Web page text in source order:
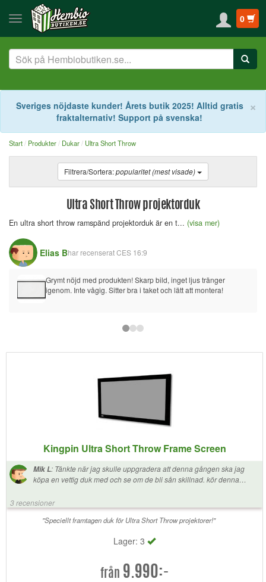
0
×
Sveriges nöjdaste kunder! Årets butik 2025! Alltid gratis
fraktalternativ! Support på svenska!
Start Produkter Dukar Ultra Short Throw
Filtrera/Sortera:popularitet (mest visade)
Ultra Short Throw projektorduk
En ultra short throw ramspänd projektorduk är en t... (visa mer)
Elias Bhar recenseratCES 16:9
Grymt nöjd med produkten! Skarp bild, inget ljus tränger
igenom. Inte vågig. Sitter bra i taket och lätt att montera!
Kingpin Ultra Short Throw Frame Screen
Mik L: Tänkte när jag skulle uppgradera att denna gången ska jag
köpa en vettig duk med och se om de bli sån skillnad. kör denna
överraskad. Kört på billiga budget dukar förr till mina gamla projektor
då jag inte trodde de kunde va sån skillnad. Men duken är minst lika
viktig som projektorn :) +Kingpin kan sina saker +Kvalite +lätt
3 recensioner
"Speciellt framtagen duk för Ultra Short Throw projektorer!"
Lager: 3
från 9.990:-